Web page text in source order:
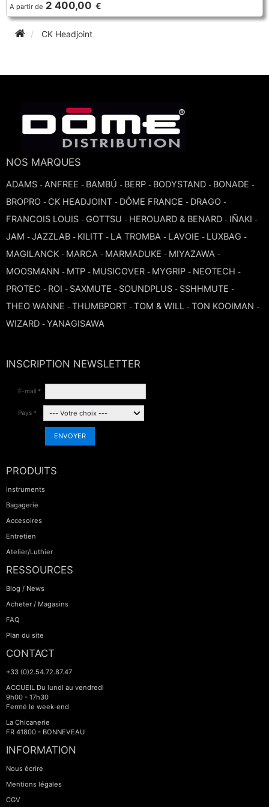
TROMPETTE CORNET BUGLE
FLÛTE À BEC
SAXOPHONE
TROMBONE
TROMPETTE CORNET BUGLE
TUBA
TUBA
TROMPETTE CORNET BUGLE
A partir de 2 400,00 €
CK Headjoint
NOS MARQUES
ADAMS - ANFREE - BAMBÚ - BERP - BODYSTAND - BONADE -
BROPRO - CK HEADJOINT - DÔME FRANCE - DRAGO -
FRANCOIS LOUIS - GOTTSU - HEROUARD & BENARD - IÑAKI -
JAM - JAZZLAB - KILITT - LA TROMBA - LAVOIE - LUXBAG -
MAGILANCK - MARCA - MARMADUKE - MIYAZAWA -
MOOSMANN - MTP - MUSICOVER - MYGRIP - NEOTECH -
PROTEC - ROI - SAXMUTE - SOUNDPLUS - SSHHMUTE -
THEO WANNE - THUMBPORT - TOM & WILL - TON KOOIMAN -
WIZARD - YANAGISAWA
INSCRIPTION NEWSLETTER
E-mail *
Pays *
ENVOYER
PRODUITS
Instruments
Bagagerie
Accesoires
Entretien
Atelier/Luthier
RESSOURCES
Blog / News
Acheter / Magasins
FAQ
Plan du site
CONTACT
+33 (0)2.54.72.87.47
ACCUEIL Du lundi au vendredi
9h00 - 17h30
Fermé le week-end
La Chicanerie
FR 41800 - BONNEVEAU
INFORMATION
Nous écrire
Mentions légales
CGV